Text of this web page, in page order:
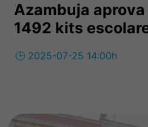
Azambuja
1492 kits
🕒 2025-07-25 14:00h